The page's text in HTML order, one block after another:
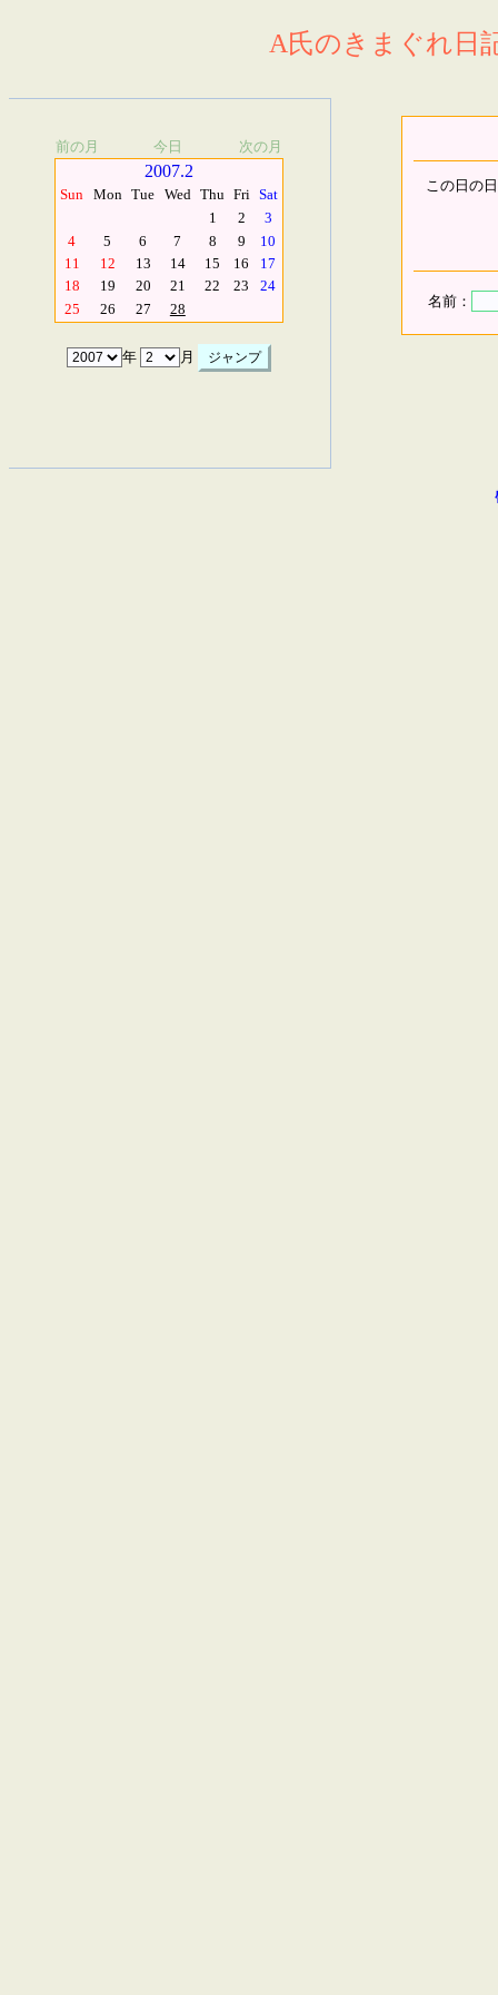
A氏のきまぐれ日
前の月 今日 次の月
2007.2
Sun Mon Tue Wed Thu Fri Sat
1
2
3
4
5 6 7 8 9
10
11
12 13 14 15 16
17
18
19 20 21 22 23
24
25
26 27 28
年 月
この日の
名前：